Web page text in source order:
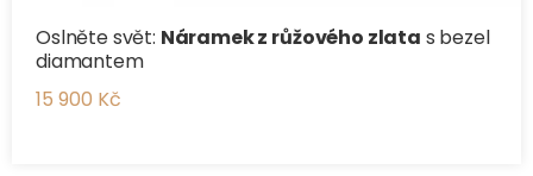
Oslněte svět: Náramek z růžového zlata s bezel
diamantem
15 900 Kč